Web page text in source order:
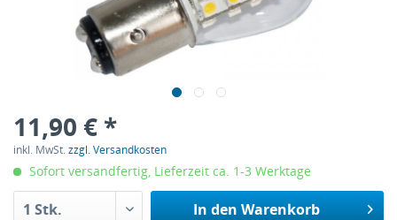
11,90 € *
inkl. MwSt.zzgl. Versandkosten
Sofort versandfertig, Lieferzeit ca. 1-3 Werktage
In den Warenkorb